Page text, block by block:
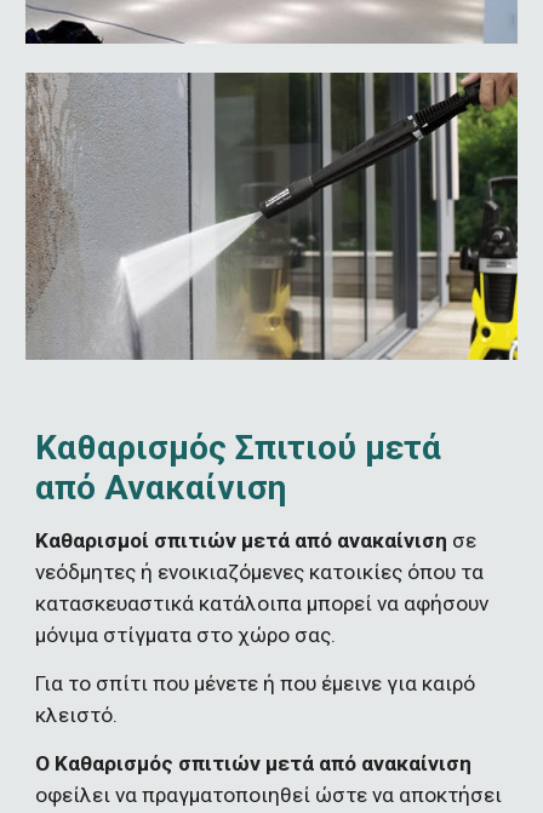
Καθαρισμός Σπιτιού μετά
από Ανακαίνιση
Καθαρισμοί σπιτιών μετά από ανακαίνιση σε
νεόδμητες ή ενοικιαζόμενες κατοικίες όπου τα
κατασκευαστικά κατάλοιπα μπορεί να αφήσουν
μόνιμα στίγματα στο χώρο σας.
Για το σπίτι που μένετε ή που έμεινε για καιρό
κλειστό.
O Καθαρισμός σπιτιών μετά από ανακαίνιση
οφείλει να πραγματοποιηθεί ώστε να αποκτήσει